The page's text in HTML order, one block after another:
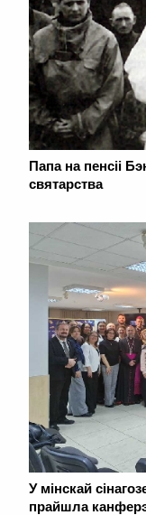
Папа на пенсіі
святарства
У мінскай
прайшла